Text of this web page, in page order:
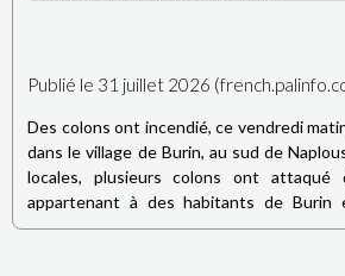
Publié le 31 juillet 2026
Des colons ont incendié, ce vendredi
dans le village de Burin, au sud de
locales, plusieurs colons ont attaqué
appartenant à des habitants de
provoquant l’incendie de plusieurs